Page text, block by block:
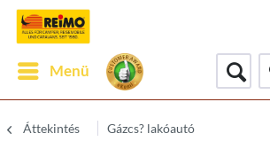
Menü
Áttekintés Gázcs? lakóautó